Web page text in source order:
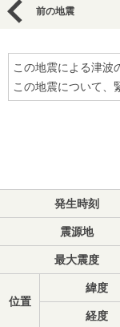
前の地震
この地震による津波
この地震について、
発生時刻
震源地
最大震度
位置
緯度
経度